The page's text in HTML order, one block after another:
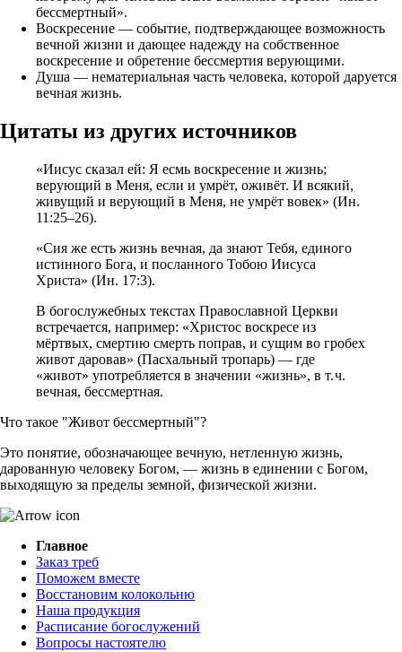
бессмертный».
Воскресение — событие, подтверждающее возможность
вечной жизни и дающее надежду на собственное
воскресение и обретение бессмертия верующими.
Душа — нематериальная часть человека, которой даруется
вечная жизнь.
Цитаты из других источников
«Иисус сказал ей: Я есмь воскресение и жизнь;
верующий в Меня, если и умрёт, оживёт. И всякий,
живущий и верующий в Меня, не умрёт вовек» (Ин.
11:25–26).
«Сия же есть жизнь вечная, да знают Тебя, единого
истинного Бога, и посланного Тобою Иисуса
Христа» (Ин. 17:3).
В богослужебных текстах Православной Церкви
встречается, например: «Христос воскресе из
мёртвых, смертию смерть поправ, и сущим во гробех
живот даровав» (Пасхальный тропарь) — где
«живот» употребляется в значении «жизнь», в т. ч.
вечная, бессмертная.
Что такое "Живот бессмертный"?
Это понятие, обозначающее вечную, нетленную жизнь,
дарованную человеку Богом, — жизнь в единении с Богом,
выходящую за пределы земной, физической жизни.
Главное
Заказ треб
Поможем вместе
Восстановим колокольню
Наша продукция
Расписание богослужений
Вопросы настоятелю